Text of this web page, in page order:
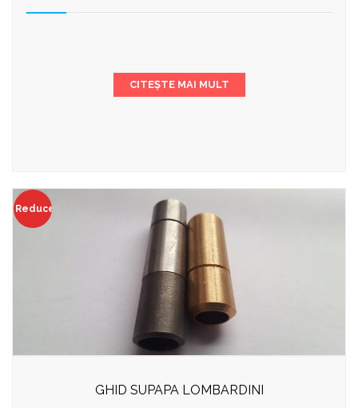
CITEȘTE MAI MULT
Reduceri!
GHID SUPAPA LOMBARDINI